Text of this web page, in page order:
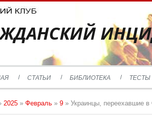
СТАТЬИ БИБЛИОТЕКА ТЕСТЫ
2025 » Февраль » 9 » Украинцы, переехавшие